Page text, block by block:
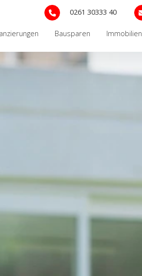
0261 30333 40
Bausparen Immobilien